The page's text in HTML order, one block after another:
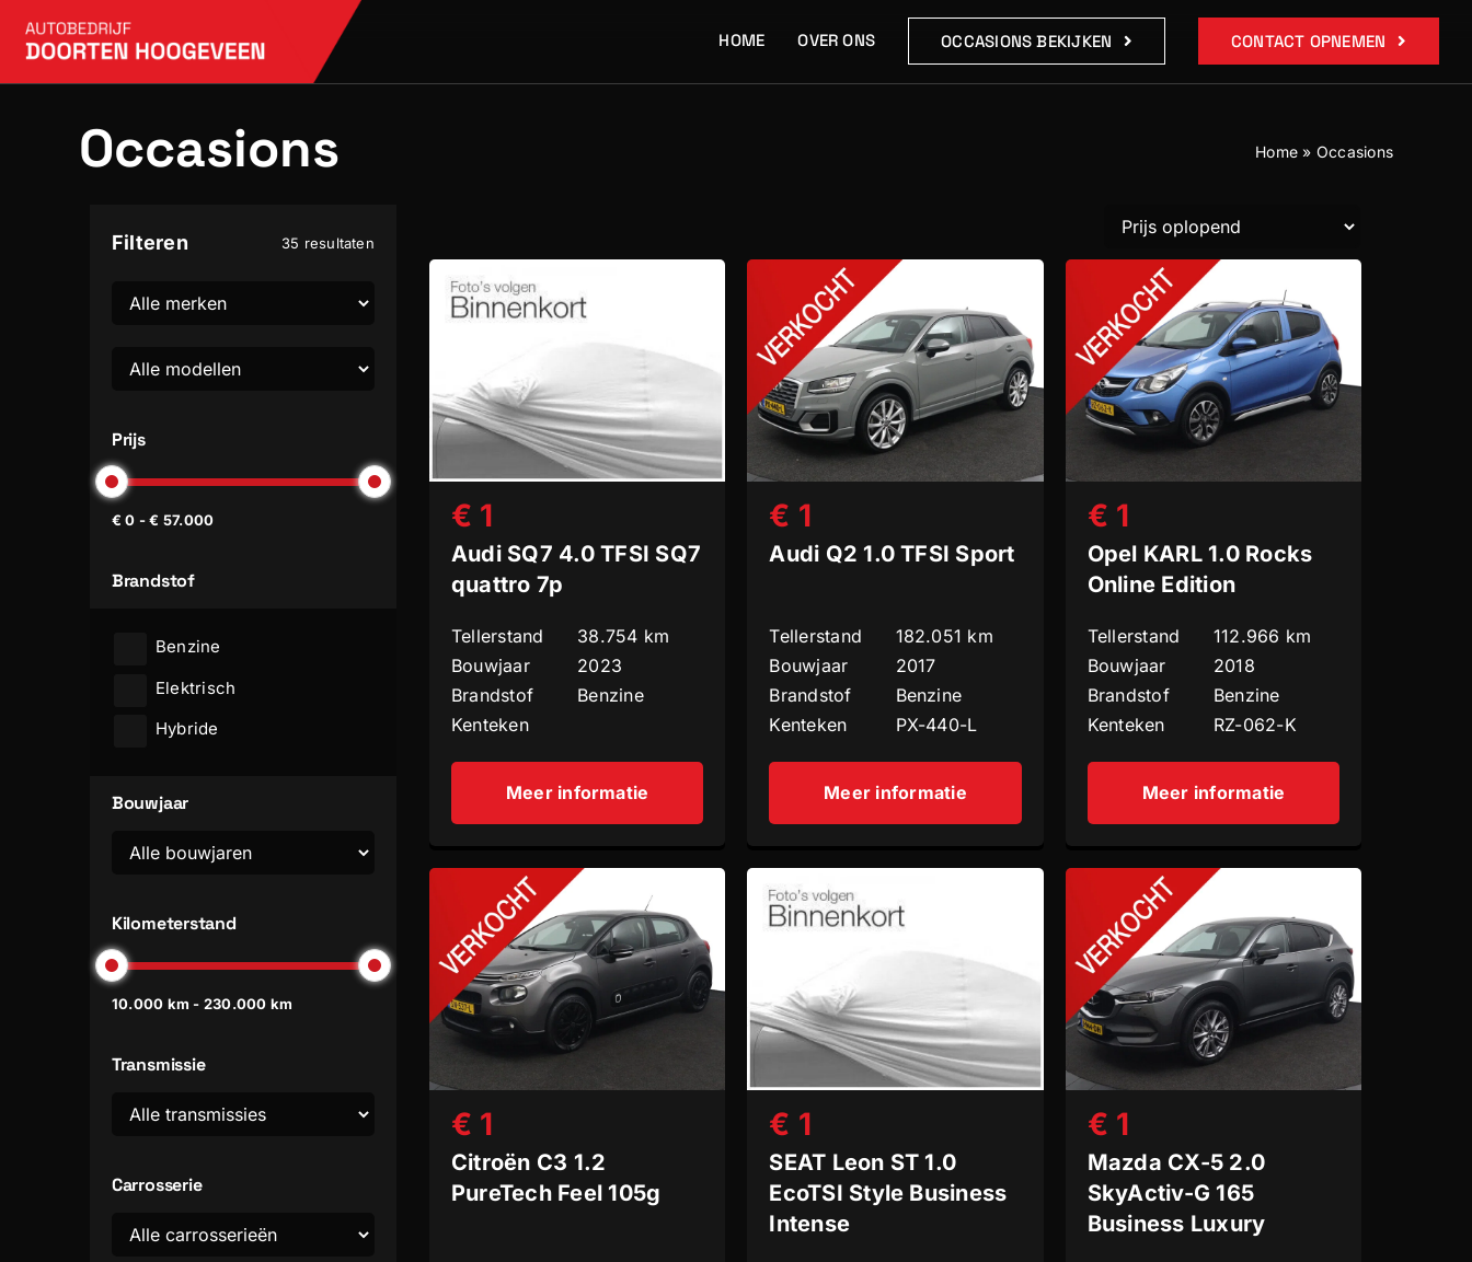
HOME OVER ONS OCCASIONS BEKIJKEN CONTACT OPNEMEN
Occasions Home » Occasions
Filteren 35 resultaten
Prijs
€ 0 - € 57.000
Brandstof
Benzine
Elektrisch
Hybride
Bouwjaar
Kilometerstand
10.000 km - 230.000 km
Transmissie
Carrosserie
€ 1
Audi SQ7 4.0 TFSI SQ7
quattro 7p
Tellerstand
38.754 km
Bouwjaar
2023
Brandstof
Benzine
Kenteken
Meer informatie
€ 1
Audi Q2 1.0 TFSI Sport
Tellerstand
182.051 km
Bouwjaar
2017
Brandstof
Benzine
Kenteken
PX-440-L
Meer informatie
€ 1
Opel KARL 1.0 Rocks
Online Edition
Tellerstand
112.966 km
Bouwjaar
2018
Brandstof
Benzine
Kenteken
RZ-062-K
Meer informatie
€ 1
Citroën C3 1.2
PureTech Feel 105g
€ 1
SEAT Leon ST 1.0
EcoTSI Style Business
Intense
€ 1
Mazda CX-5 2.0
SkyActiv-G 165
Business Luxury